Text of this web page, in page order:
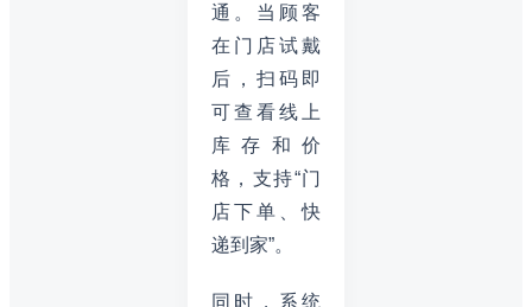
通。当顾客
在门店试戴
后，扫码即
可查看线上
库存和价
格，支持“门
店下单、快
递到家”。
同时，系统